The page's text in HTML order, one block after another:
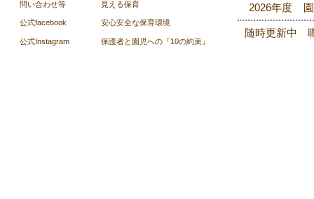
2026年度 園
随時更新中
見える保育
​問い合わせ等
公式facebook
公式Instagram
安心安全な保育環境
保護者と園児への『10の約束』